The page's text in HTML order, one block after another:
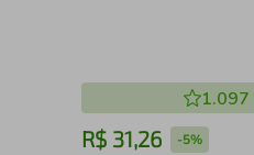
1.097
R$ 31,26 -5%